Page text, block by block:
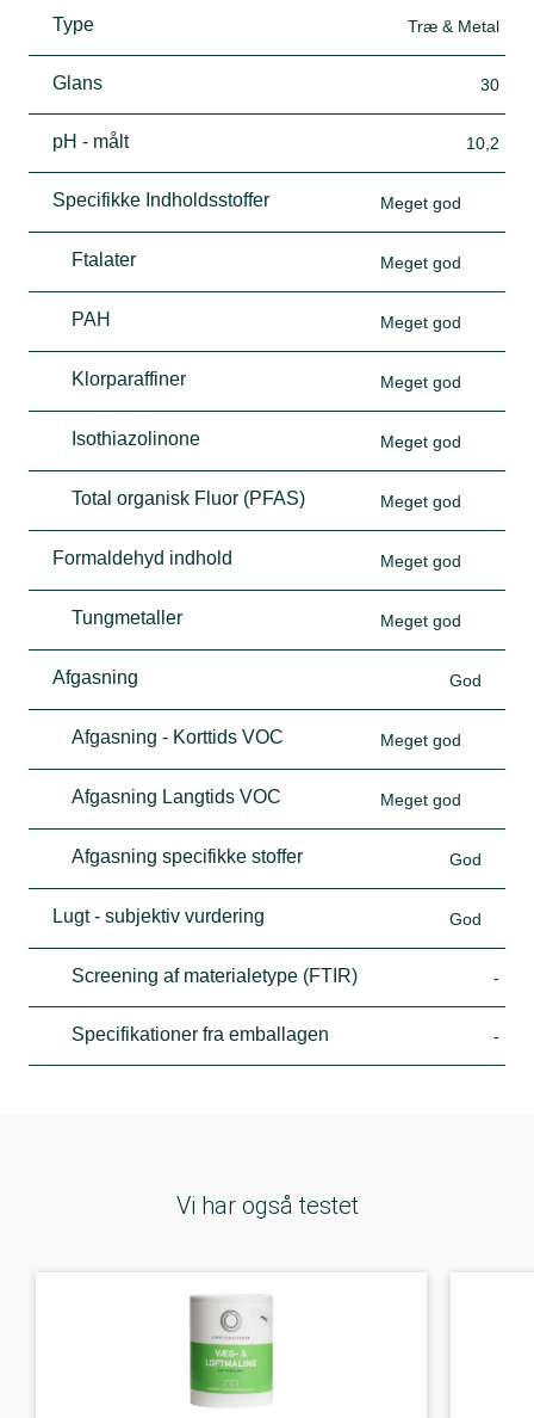
med kommentarer om at den lugter sødligt, lidt
henad marcipan. Kan opleves vammel.
Vi har ikke testet malingens dækkeevne eller
slidstyrke, men der stilles kvalitetskrav i
Type Træ & Metal
Glans 30
pH - målt 10,2
Specifikke Indholdsstoffer Meget god
Ftalater Meget god
PAH Meget god
Klorparaffiner Meget god
Isothiazolinone Meget god
Total organisk Fluor (PFAS) Meget god
Formaldehyd indhold Meget god
Tungmetaller Meget god
Afgasning God
Afgasning - Korttids VOC Meget god
Afgasning Langtids VOC Meget god
Afgasning specifikke stoffer God
Lugt - subjektiv vurdering God
Screening af materialetype (FTIR) -
Specifikationer fra emballagen -
Vi har også testet